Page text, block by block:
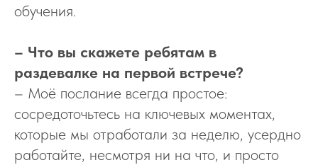
обучения.
– Что вы скажете ребятам в
раздевалке на первой встрече?
– Моё послание всегда простое:
сосредоточьтесь на ключевых моментах,
которые мы отработали за неделю, усердно
работайте, несмотря ни на что, и просто